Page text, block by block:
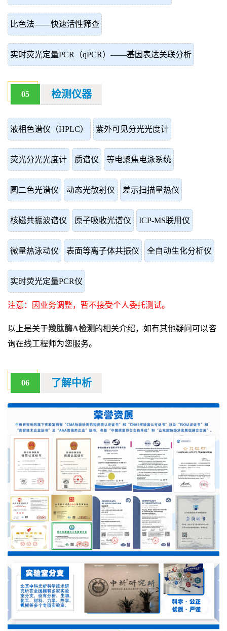
比色法——快速活性筛查
实时荧光定量PCR（qPCR）——基因表达关联分析
05 检测仪器
液相色谱仪（HPLC） 紫外可见分光光度计
荧光分光光度计 质谱仪 等电聚焦电泳系统
圆二色光谱仪 动态光散射仪 差示扫描量热仪
核磁共振波谱仪 原子吸收光谱仪 ICP-MS联用仪
微量热泳动仪 表面等离子体共振仪 全自动生化分析仪
实时荧光定量PCR仪
注意：因业务调整，暂不接受个人委托测试。
以上是关于羧肽酶A检测 的相关介绍，如有其他疑问可以咨
询在线工程师为您服务。
06 了解中析